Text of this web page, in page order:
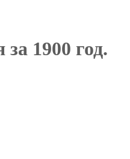
1900 год.